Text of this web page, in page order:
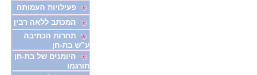
פעילויות העמותה
המכתב ללאה רבין
תחרות הכתיבה
ע”ש בת-חן
היומנים של בת-חן
תורגמו